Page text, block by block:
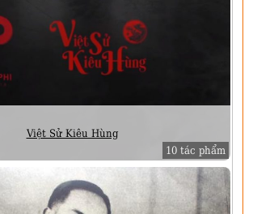
Việt Sử Kiêu Hùng
10 tác phẩm